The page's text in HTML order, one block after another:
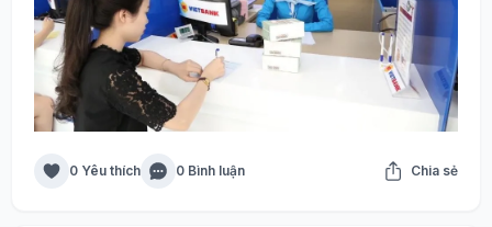
0 Yêu thích 0 Bình luận Chia sẻ